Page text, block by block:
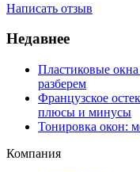
Написать отзыв
Недавнее
Пластиковые
разберем
Французское
плюсы и минусы
Тонировка окон:
Компания